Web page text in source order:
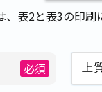
表2と表3の印刷
必須